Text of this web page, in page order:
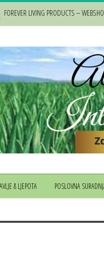
FOREVER LIVING PRODUCTS –
& LJEPOTA POSLOVNA